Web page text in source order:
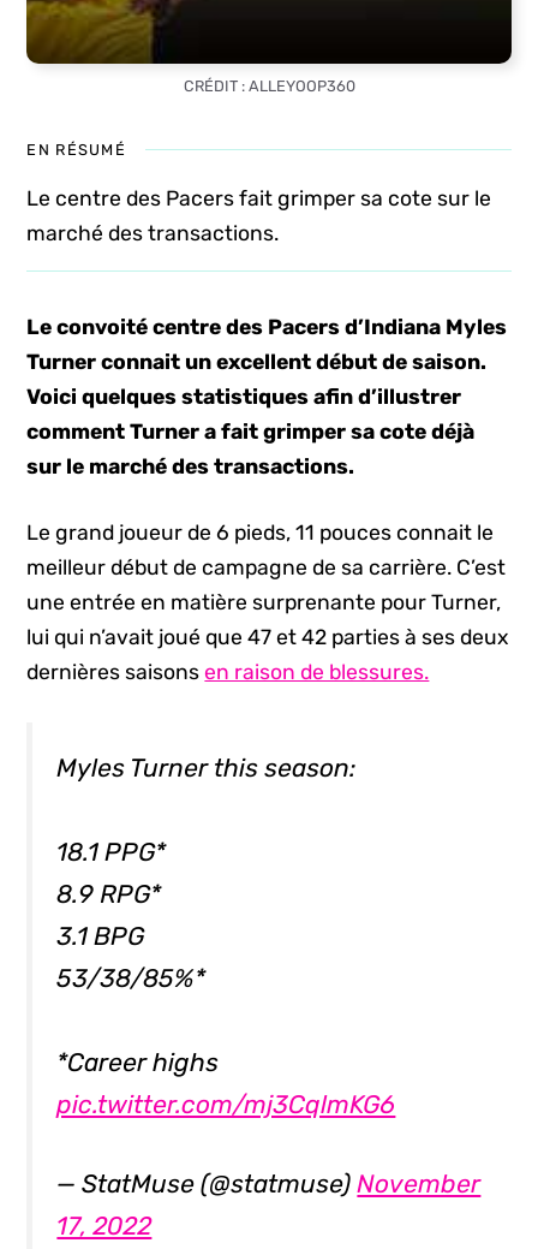
CRÉDIT : ALLEYOOP360
EN RÉSUMÉ
Le centre des Pacers fait grimper sa cote sur le
marché des transactions.
Le convoité centre des Pacers d’Indiana Myles
Turner connait un excellent début de saison.
Voici quelques statistiques afin d’illustrer
comment Turner a fait grimper sa cote déjà
sur le marché des transactions.
Le grand joueur de 6 pieds, 11 pouces connait le
meilleur début de campagne de sa carrière. C’est
une entrée en matière surprenante pour Turner,
lui qui n’avait joué que 47 et 42 parties à ses deux
dernières saisonsen raison de blessures.
Myles Turner this season:
18.1 PPG*
8.9 RPG*
3.1 BPG
53/38/85%*
*Career highs
pic.twitter.com/mj3CqlmKG6
— StatMuse (@statmuse)November
17, 2022